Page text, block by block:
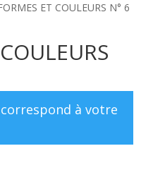
ET COULEURS N° 6
à votre